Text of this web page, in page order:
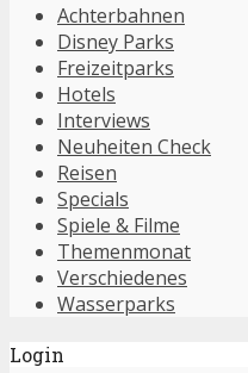
Achterbahnen
Disney Parks
Freizeitparks
Hotels
Interviews
Neuheiten Check
Reisen
Specials
Spiele & Filme
Themenmonat
Verschiedenes
Wasserparks
Login